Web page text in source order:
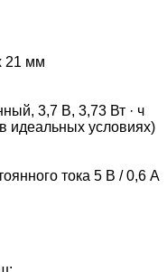
21 мм
3,7 В, 3,73 Вт · ч
идеальных условиях)
тока 5 В / 0,6 А